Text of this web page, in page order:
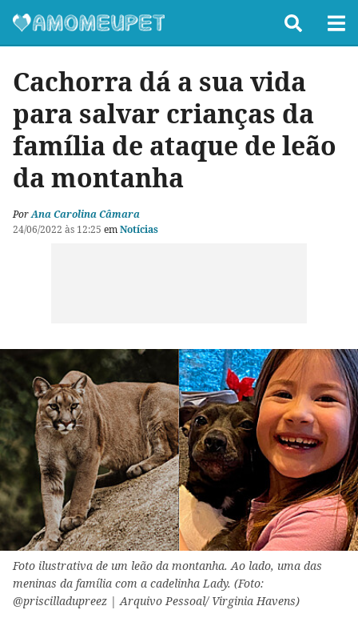
Cachorra dá a sua vida
para salvar crianças da
família de ataque de leão
da montanha
PorAna Carolina Câmara
24/06/2022 às 12:25 emNotícias
Foto ilustrativa de um leão da montanha. Ao lado, uma das
meninas da família com a cadelinha Lady. (Foto:
@priscilladupreez | Arquivo Pessoal/ Virginia Havens)